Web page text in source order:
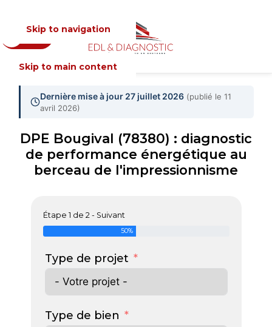
Skip to navigation
Skip to main content
MENU
Dernière mise à jour 27 juillet 2026 (publié le 11
avril 2026)
DPE Bougival (78380) : diagnostic
de performance énergétique au
berceau de l'impressionnisme
Étape 1 de 2 - Suivant
50%
Type de projet
Type de bien